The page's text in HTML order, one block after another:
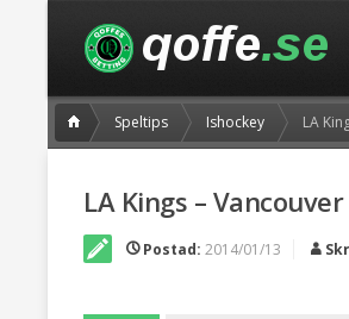
Speltips Ishockey LA
LA Kings – Vancouver
Postad: 2014/01/13